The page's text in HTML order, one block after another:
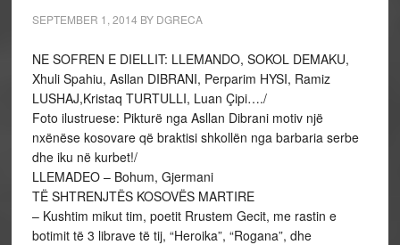
SEPTEMBER 1, 2014 BY DGRECA
NE SOFREN E DIELLIT: LLEMANDO, SOKOL DEMAKU,
Xhuli Spahiu, Asllan DIBRANI, Perparim HYSI, Ramiz
LUSHAJ,Kristaq TURTULLI, Luan Çipi…./
Foto ilustruese: Pikturë nga Asllan Dibrani motiv një
nxënëse kosovare që braktisi shkollën nga barbaria serbe
dhe iku në kurbet!/
LLEMADEO – Bohum, Gjermani
TË SHTRENJTËS KOSOVËS MARTIRE
– Kushtim mikut tim, poetit Rrustem Gecit, me rastin e
botimit të 3 librave të tij, “Heroika”, “Rogana”, dhe